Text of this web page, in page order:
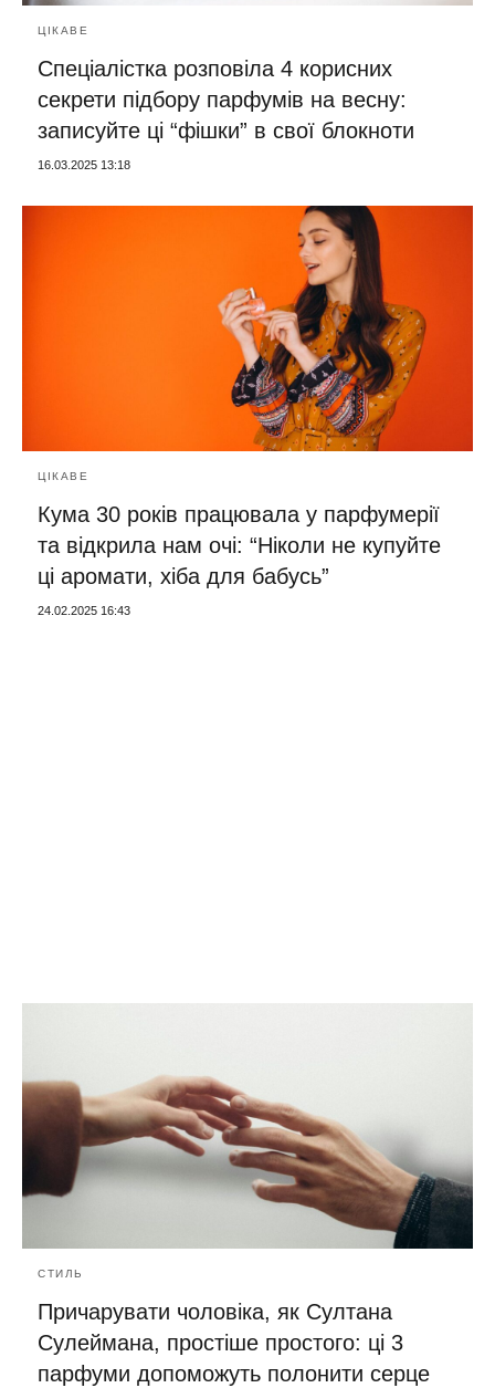
ЦІКАВЕ
Спеціалістка розповіла 4 корисних
секрети підбору парфумів на весну:
записуйте ці “фішки” в свої блокноти
16.03.2025 13:18
ЦІКАВЕ
Кума 30 років працювала у парфумерії
та відкрила нам очі: “Ніколи не купуйте
ці аромати, хіба для бабусь”
24.02.2025 16:43
СТИЛЬ
Причарувати чоловіка, як Султана
Сулеймана, простіше простого: ці 3
парфуми допоможуть полонити серце